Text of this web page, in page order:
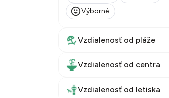
Výborné
Vzdialenosť od pláže
Vzdialenosť od centra
Vzdialenosť od letiska